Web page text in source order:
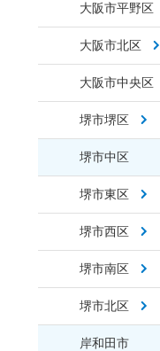
大阪市平野区
大阪市北区
大阪市中央区
堺市堺区
堺市中区
堺市東区
堺市西区
堺市南区
堺市北区
岸和田市